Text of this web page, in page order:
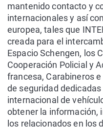
mantenido contacto y
internacionales y así
europea, tales que
creada para el
Espacio Schengen, los
Cooperación Policial y
francesa, Carabineros
de seguridad
internacional de
obtener la información,
los relacionados en los